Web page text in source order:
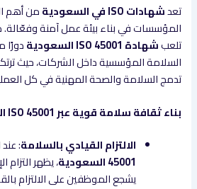
تعدشهادات ISO في السعودية
من أهم
المؤسسات في بناء بيئة عمل آمنة
تلعبشهادة ISO 45001 السعودية
دورًا
السلامة المؤسسية داخل الشركات، حيث
تدمج السلامة والصحة المهنية في كل
بناء ثقافة سلامة قوية عبر ISO 45001 السعودية
الالتزام القيادي بالسلامة:
45001 السعودية
، يظهر التزام
يشجع الموظفين على الالتزام